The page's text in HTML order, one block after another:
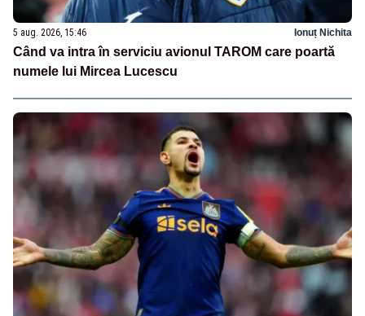
5 aug. 2026, 15:46 Ionuț Nichita
Când va intra în serviciu avionul TAROM care poartă
numele lui Mircea Lucescu